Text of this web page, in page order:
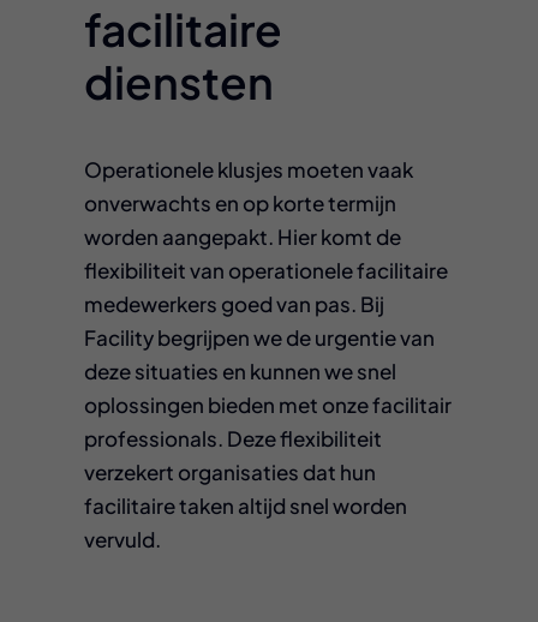
facilitaire
diensten
Operationele klusjes moeten vaak
onverwachts en op korte termijn
worden aangepakt. Hier komt de
flexibiliteit van operationele facilitaire
medewerkers goed van pas. Bij
Facility begrijpen we de urgentie van
deze situaties en kunnen we snel
oplossingen bieden met onze facilitair
professionals. Deze flexibiliteit
verzekert organisaties dat hun
facilitaire taken altijd snel worden
vervuld.